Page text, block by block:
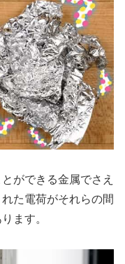
ができる金属でさえ
た電荷がそれらの間
ます。